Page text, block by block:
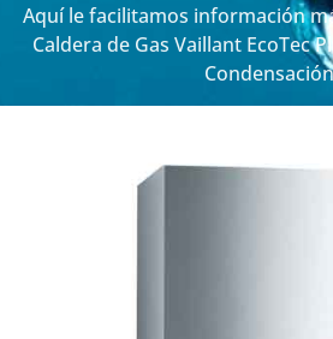
Aquí le facilitamos información
Caldera de Gas Vaillant EcoTec
Condensación